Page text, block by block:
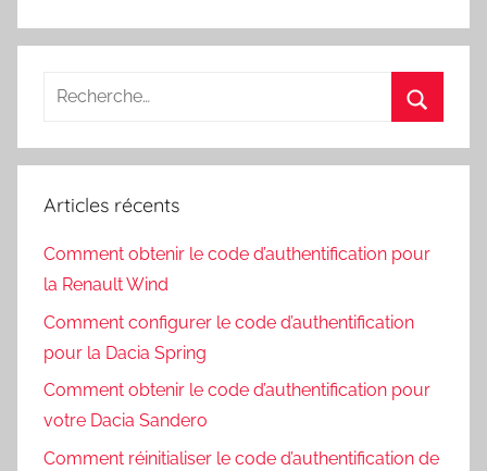
Recherche
:
Articles récents
Comment obtenir le code d’authentification pour
la Renault Wind
Comment configurer le code d’authentification
pour la Dacia Spring
Comment obtenir le code d’authentification pour
votre Dacia Sandero
Comment réinitialiser le code d’authentification de